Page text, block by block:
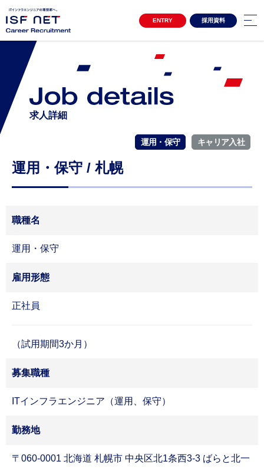
ENTRY 採用資料
キャリア採用サイトTOP
3分でわかるアイエスエフネット
Project Story プロジェクトストーリー
プロジェクトストーリー01
プロジェクトストーリー02
スペシャルコンテンツ
女性活躍推進 自分らしく働き続ける
インタビュー一覧
Environment
教育・研修制度
福利厚生
転職コラム一覧
Company
経営理念/10のビジョン/ISC/DSP
仕事内容
Download ダウンロード
求人詳細
運用・保守 / 札幌
運用・保守 キャリア入社
職種名
運用・保守
雇用形態
正社員
（試用期間3か月）
募集職種
ITインフラエンジニア（運用、保守）
勤務地
〒060-0001 北海道 札幌市 中央区北1条西3-3 ばらと北一